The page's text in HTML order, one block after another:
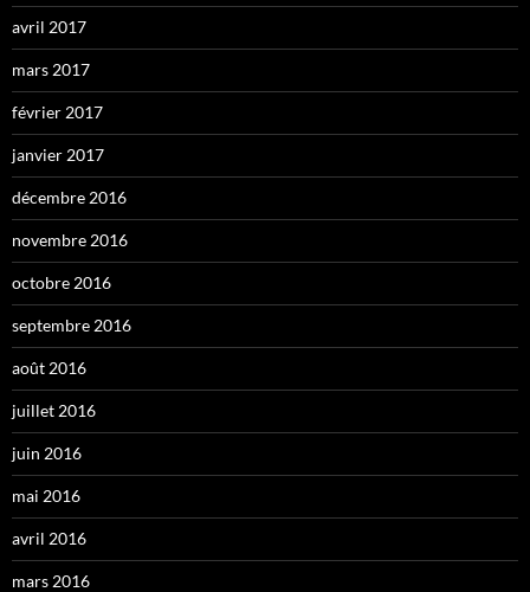
avril 2017
mars 2017
février 2017
janvier 2017
décembre 2016
novembre 2016
octobre 2016
septembre 2016
août 2016
juillet 2016
juin 2016
mai 2016
avril 2016
mars 2016